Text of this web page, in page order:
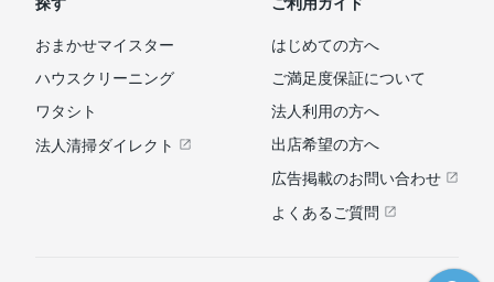
探す
おまかせマイスター
ハウスクリーニング
ワタシト
法人清掃ダイレクト
ご利用ガイド
はじめての方へ
ご満足度保証について
法人利用の方へ
出店希望の方へ
広告掲載のお問い合わせ
よくあるご質問